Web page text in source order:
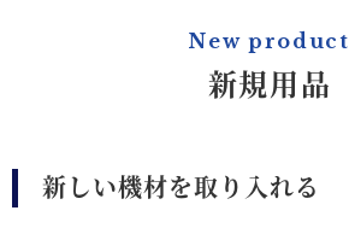
New product
新規用品
新しい機材を取り入れる
取扱機器
会社案内